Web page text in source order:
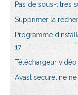
Pas de sous-titres
Supprimer la
Programme
17
Téléchargeur
Avast secureline